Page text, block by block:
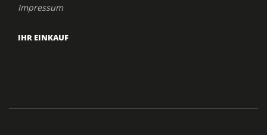
Impressum
IHR EINKAUF